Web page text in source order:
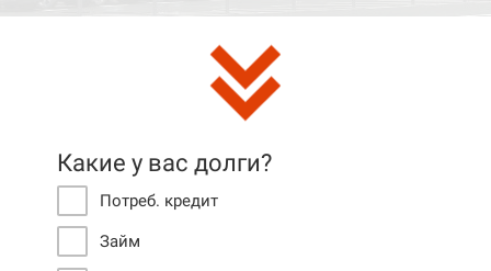
Какие у вас долги?
Потреб. кредит
Займ